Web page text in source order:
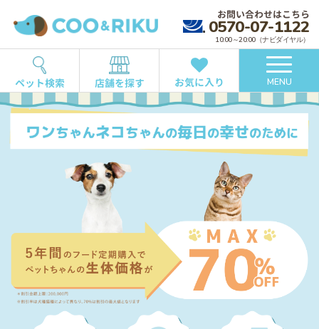
お問い合わせはこちら
0570-07-1122
10:00～20:00（ナビダイヤル）
ペット検索 店舗を探す お気に入り MENU